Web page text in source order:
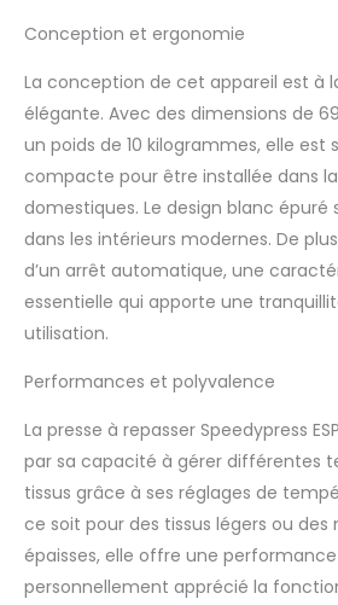
gratuite
Uni.
même.
de
1977.
Conception et ergonomie
La conception de cet appareil est à
élégante. Avec des dimensions de
un poids de 10 kilogrammes, elle
compacte pour être installée dans
domestiques. Le design blanc épuré
dans les intérieurs modernes. De
d’un arrêt automatique, une
essentielle qui apporte une
utilisation.
Performances et polyvalence
La presse à repasser Speedypress
par sa capacité à gérer différentes
tissus grâce à ses réglages de
ce soit pour des tissus légers ou des
épaisses, elle offre une performance
personnellement apprécié la